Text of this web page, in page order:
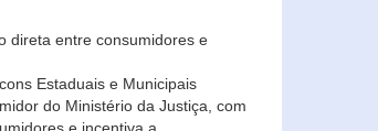
direta entre consumidores e
Estaduais e Municipais
do Ministério da Justiça, com
e incentiva a